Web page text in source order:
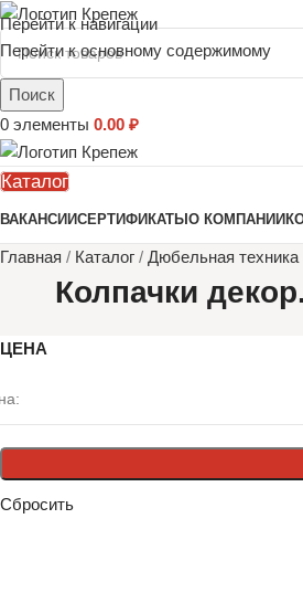
Перейти к навигации
Перейти к основному содержимому
Поиск
0 элементы 0.00 ₽
Каталог
ВАКАНСИИСЕРТИФИКАТЫ О КОМПАНИИ
Главная / Каталог / Дюбельная техника
Колпачки
ЦЕНА
Сбросить